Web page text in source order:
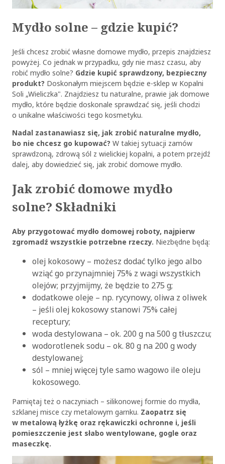
Mydło solne – gdzie kupić?
Jeśli chcesz zrobić własne domowe mydło, przepis znajdziesz
powyżej. Co jednak w przypadku, gdy nie masz czasu, aby
robić mydło solne? Gdzie kupić sprawdzony, bezpieczny
produkt? Doskonałym miejscem będzie e-sklep w Kopalni
Soli „Wieliczka". Znajdziesz tu naturalne, prawie jak domowe
mydło, które będzie doskonale sprawdzać się, jeśli chodzi
o unikalne właściwości tego kosmetyku.
Nadal zastanawiasz się, jak zrobić naturalne mydło,
bo nie chcesz go kupować? W takiej sytuacji zamów
sprawdzoną, zdrową sól z wielickiej kopalni, a potem przejdź
dalej, aby dowiedzieć się, jak zrobić domowe mydło.
Jak zrobić domowe mydło
solne? Składniki
Aby przygotować mydło domowej roboty, najpierw
zgromadź wszystkie potrzebne rzeczy. Niezbędne będą:
olej kokosowy – możesz dodać tylko jego albo
wziąć go przynajmniej 75% z wagi wszystkich
olejów; przyjmijmy, że będzie to 275 g;
dodatkowe oleje – np. rycynowy, oliwa z oliwek
– jeśli olej kokosowy stanowi 75% całej
receptury;
woda destylowana – ok. 200 g na 500 g tłuszczu;
wodorotlenek sodu – ok. 80 g na 200 g wody
destylowanej;
sól – mniej więcej tyle samo wagowo ile oleju
kokosowego.
Pamiętaj też o naczyniach – silikonowej formie do mydła,
szklanej misce czy metalowym garnku. Zaopatrz się
w metalową łyżkę oraz rękawiczki ochronne i, jeśli
pomieszczenie jest słabo wentylowane, gogle oraz
maseczkę.